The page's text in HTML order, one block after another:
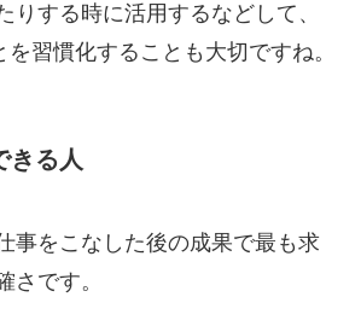
りする時に活用するなどして、
を習慣化することも大切ですね。
きる人
事をこなした後の成果で最も求
さです。